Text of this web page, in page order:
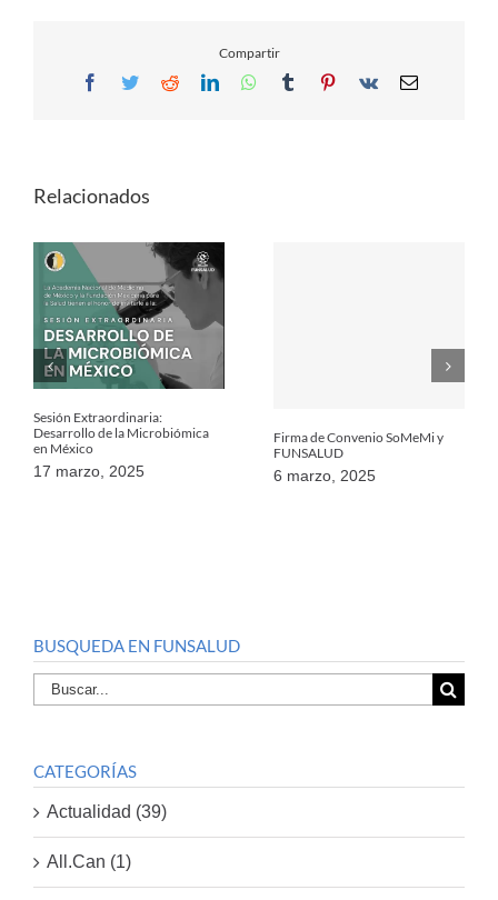
Compartir
Facebook
TwitterRedditLinkedInWhatsApp
TumblrPinterest
Vk Email
Relacionados
Sesión Extraordinaria:
Desarrollo de la Microbiómica
en México
17 marzo, 2025
Firma de Convenio SoMeMi y
FUNSALUD
6 marzo, 2025
BUSQUEDA EN FUNSALUD
Buscar
por:
CATEGORÍAS
Actualidad (39)
All.Can (1)